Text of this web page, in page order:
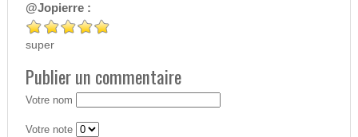
@Jopierre :
super
Publier un commentaire
Votre nom
Votre note